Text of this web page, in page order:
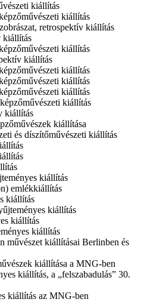
kiállítás
kiállítás
retrospektív kiállítás
kiállítás
kiállítás
kiállítás
kiállítás
kiállítás
kiállítás
kiállítás
kiállítás
kiállítása
és díszítőművészeti kiállítás
kiállítás
emlékkiállítás
kiállítás
kiállítás
kiállítás
kiállítás
kiállításai Berlinben és
kiállítása a MNG-ben
kiállítás, a „felszabadulás” 30.
kiállítás az MNG-ben